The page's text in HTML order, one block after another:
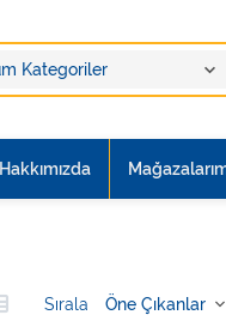
Hakkımızda
Sırala